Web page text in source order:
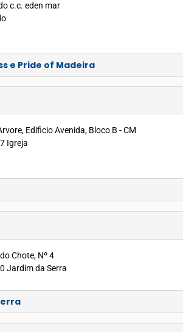
c.c. eden mar
e Pride of Madeira
Edificio Avenida, Bloco B - CM
Igreja
Chote, Nº 4
Jardim da Serra